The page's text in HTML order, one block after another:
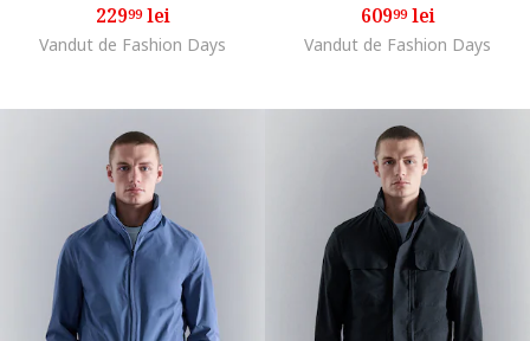
22999lei
Vandut de Fashion Days
60999lei
Vandut de Fashion Days